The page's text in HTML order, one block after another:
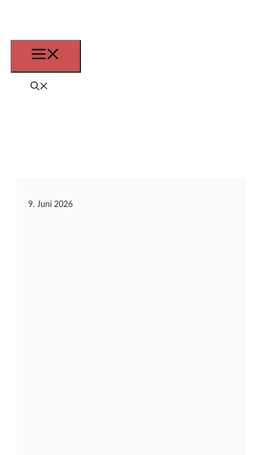
9. Juni 2026